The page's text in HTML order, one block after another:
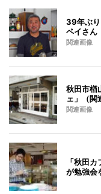
39年ぶり
ペイさん
関連画像
秋田市楢
ェ」（関
関連画像
「秋田
が勉強会